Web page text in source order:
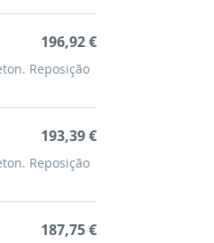
Reposição
196,92 €
Reposição
193,39 €
187,75 €